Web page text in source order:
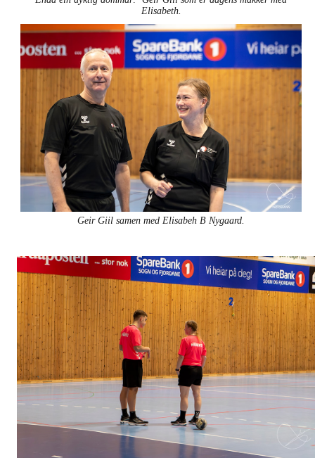
Elisabeth.
Geir Giil samen med Elisabeh B Nygaard.